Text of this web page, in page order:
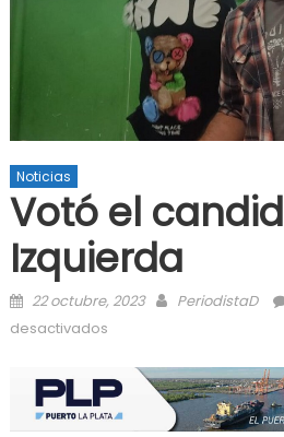
Noticias
Votó el
Izquierda
Posted on
22 octubre, 2023 Author
PeriodistaD
desactivados